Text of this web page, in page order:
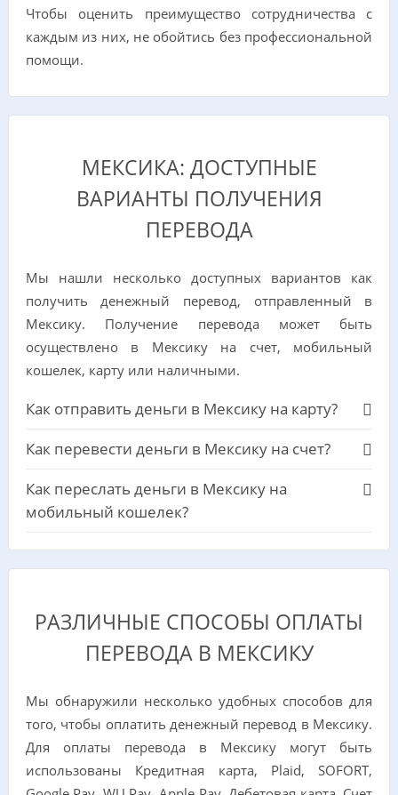
Чтобы оценить преимущество сотрудничества с
каждым из них, не обойтись без профессиональной
помощи.
МЕКСИКА: ДОСТУПНЫЕ
ВАРИАНТЫ ПОЛУЧЕНИЯ
ПЕРЕВОДА
Мы нашли несколько доступных вариантов как
получить денежный перевод, отправленный в
Мексику. Получение перевода может быть
осуществлено в Мексику на счет, мобильный
кошелек, карту или наличными.
Как отправить деньги в Мексику на карту?
Как перевести деньги в Мексику на счет?
Как переслать деньги в Мексику на
мобильный кошелек?
РАЗЛИЧНЫЕ СПОСОБЫ ОПЛАТЫ
ПЕРЕВОДА В МЕКСИКУ
Мы обнаружили несколько удобных способов для
того, чтобы оплатить денежный перевод в Мексику.
Для оплаты перевода в Мексику могут быть
использованы Кредитная карта, Plaid, SOFORT,